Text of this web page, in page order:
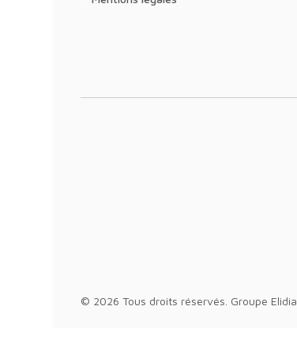
© 2026 Tous droits réservés. Groupe Elidia